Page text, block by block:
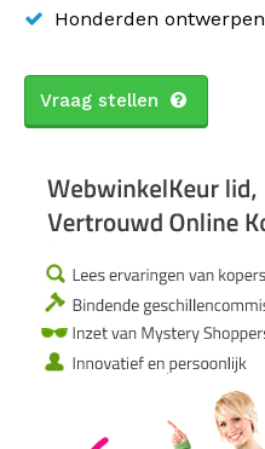
Honderden ontwerpen
Vraag stellen